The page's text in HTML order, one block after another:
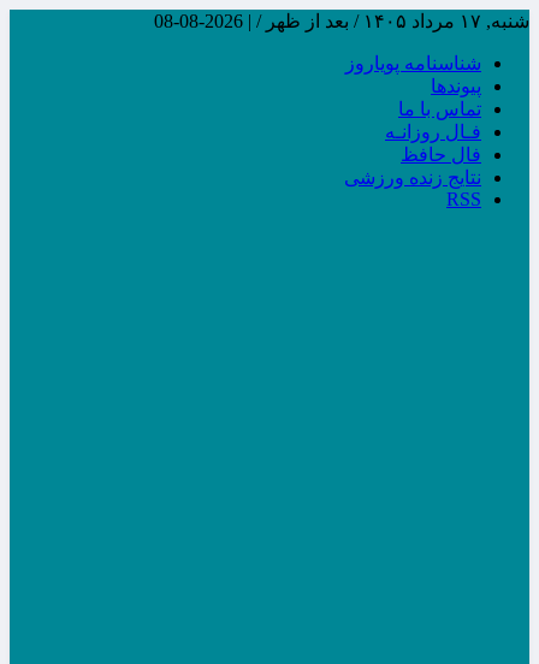
شنبه, ۱۷ مرداد ۱۴۰۵ / بعد از ظهر / |
2026-08-08
شناسنامه پویاروز
پیوندها
تماس با ما
فـال روزانـه
فال حافظ
نتایج زنده ورزشی
RSS